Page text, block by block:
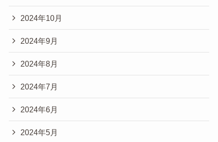
2024年10月
2024年9月
2024年8月
2024年7月
2024年6月
2024年5月